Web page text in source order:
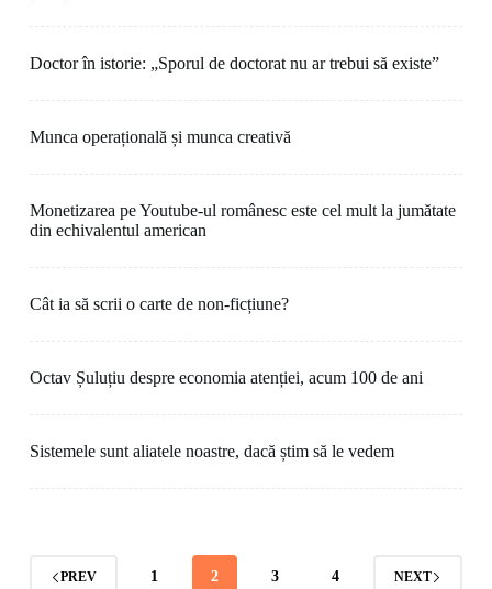
Doctor în istorie: „Sporul de doctorat nu ar trebui să existe”
Munca operațională și munca creativă
Monetizarea pe Youtube-ul românesc este cel mult la jumătate
din echivalentul american
Cât ia să scrii o carte de non-ficțiune?
Octav Șuluțiu despre economia atenției, acum 100 de ani
Sistemele sunt aliatele noastre, dacă știm să le vedem
PREV 1 2 3 4 NEXT